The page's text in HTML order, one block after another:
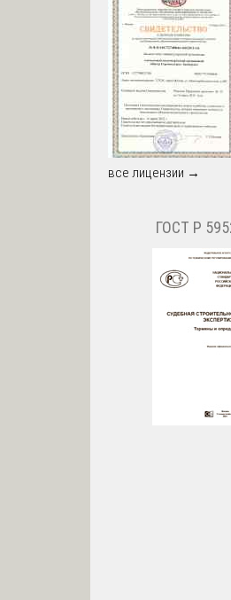
все лицензии →
ГОСТ Р